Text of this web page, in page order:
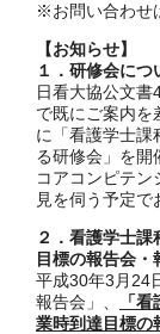
※お問い合わせ
【お知らせ】
１．研修会につ
日看大協公文書
で既にご案内を
に「看護学士課
る研修会」を開
コアコンピテ
見を伺う予定で
２．看護学士
目標の報告会
平成30年3月24
報告会」、
「
業時到達目標の